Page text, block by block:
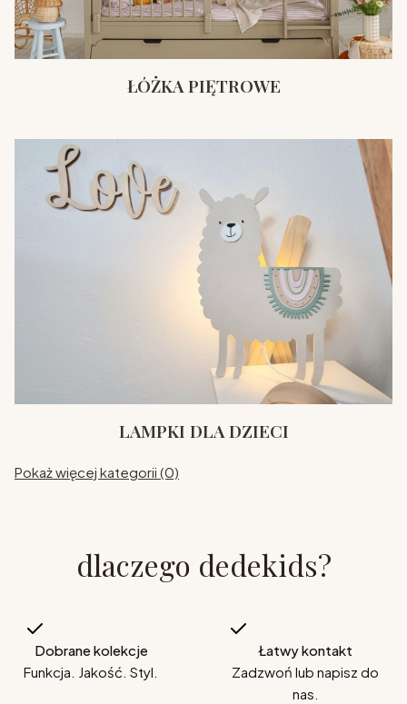
ŁÓŻKA PIĘTROWE
LAMPKI DLA DZIECI
Pokaż więcej kategorii (0)
dlaczego dedekids?
Dobrane kolekcje
Funkcja. Jakość. Styl.
Łatwy kontakt
Zadzwoń lub napisz do
nas.